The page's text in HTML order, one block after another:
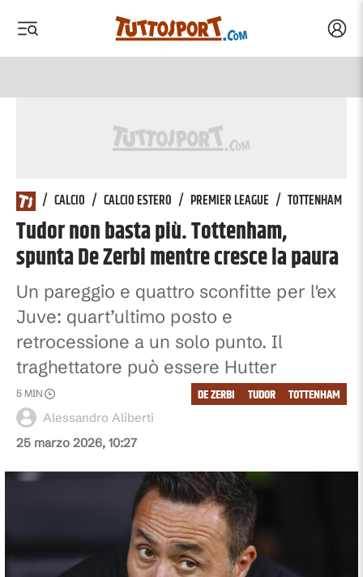
/ CALCIO / CALCIO ESTERO / PREMIER LEAGUE / TOTTENHAM
Tudor non basta più. Tottenham,
spunta De Zerbi mentre cresce la paura
Un pareggio e quattro sconfitte per l'ex
Juve: quart’ultimo posto e
retrocessione a un solo punto. Il
traghettatore può essere Hutter
25 marzo 2026, 10:27
Alessandro Aliberti
5 MIN TOTTENHAM
TUDOR
DE ZERBI